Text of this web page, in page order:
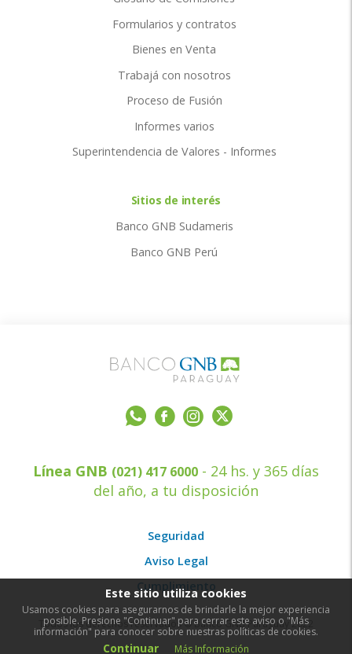
Formularios y contratos
Bienes en Venta
Trabajá con nosotros
Proceso de Fusión
Informes varios
Superintendencia de Valores - Informes
Sitios de interés
Banco GNB Sudameris
Banco GNB Perú
Línea GNB (021) 417 6000 - 24 hs. y 365 días
del año, a tu disposición
Seguridad
Aviso Legal
Cumplimiento
Todos los derechos reservados © Banco GNB Paraguay 2022
Este sitio utiliza cookies
Usamos cookies para asegurarnos de brindarle la mejor experiencia
posible. Presione "Continuar" para cerrar este aviso o "Más
información" para conocer sobre nuestras políticas de cookies.
Continuar Más Información